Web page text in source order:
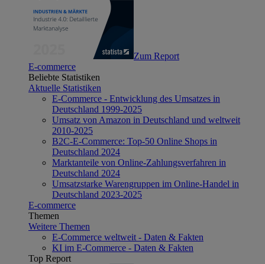
Zum Report
E-commerce
Beliebte Statistiken
Aktuelle Statistiken
E-Commerce - Entwicklung des Umsatzes in
Deutschland 1999-2025
Umsatz von Amazon in Deutschland und weltweit
2010-2025
B2C-E-Commerce: Top-50 Online Shops in
Deutschland 2024
Marktanteile von Online-Zahlungsverfahren in
Deutschland 2024
Umsatzstarke Warengruppen im Online-Handel in
Deutschland 2023-2025
E-commerce
Themen
Weitere Themen
E-Commerce weltweit - Daten & Fakten
KI im E-Commerce - Daten & Fakten
Top Report